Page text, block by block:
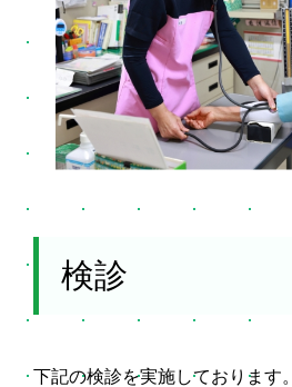
検診
下記の検診を実施しております。